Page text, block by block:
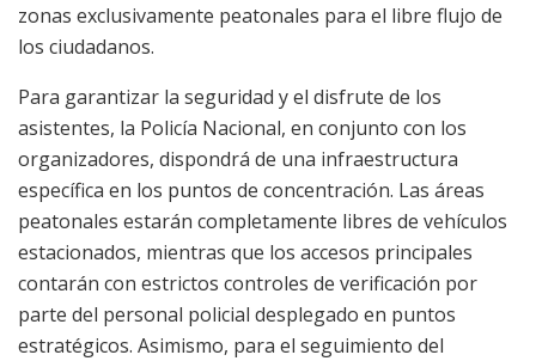
zonas exclusivamente peatonales para el libre flujo de
los ciudadanos.
Para garantizar la seguridad y el disfrute de los
asistentes, la Policía Nacional, en conjunto con los
organizadores, dispondrá de una infraestructura
específica en los puntos de concentración. Las áreas
peatonales estarán completamente libres de vehículos
estacionados, mientras que los accesos principales
contarán con estrictos controles de verificación por
parte del personal policial desplegado en puntos
estratégicos. Asimismo, para el seguimiento del